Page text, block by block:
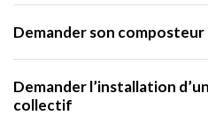
Demander son
Demander l’installation
collectif